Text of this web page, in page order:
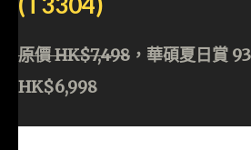
原價 HK$7,498 ，華碩夏日賞
HK$6,998